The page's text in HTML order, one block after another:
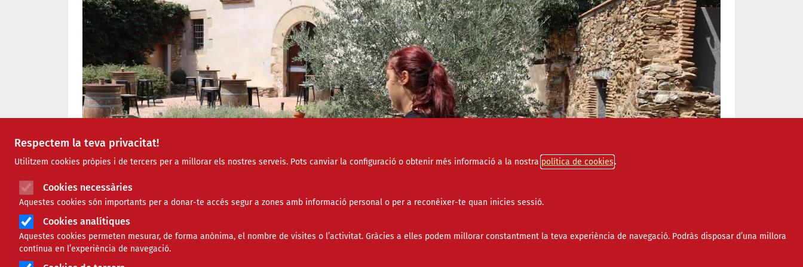
Respectem la teva privacitat!
Utilitzem cookies pròpies i de tercers per a millorar els nostres serveis. Pots canviar la configuració o obtenir més informació a la nostra política de cookies
Cookies necessàries
Aquestes cookies són importants per a donar-te accés segur a zones amb informació personal o per a reconèixer-te quan inicies sessió.
Cookies analítiques
Aquestes cookies permeten mesurar, de forma anònima, el nombre de visites o l’activitat. Gràcies a elles podem millorar constantment la teva experiència de navegació. Podràs disposar d’una millora
contínua en l’experiència de navegació.